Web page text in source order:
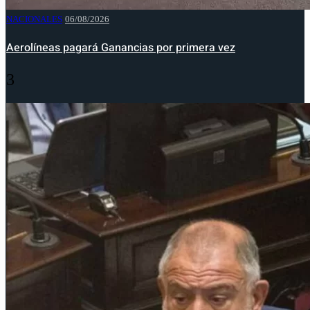
NACIONALES 06/08/2026
Aerolíneas pagará Ganancias por primera vez
3